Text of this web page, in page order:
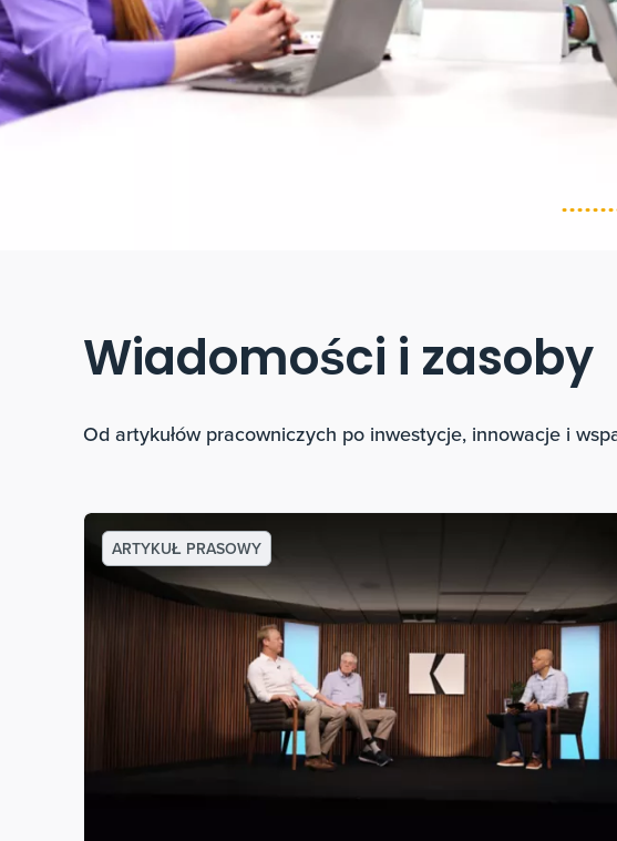
Wiadomości i zasoby
Od artykułów pracowniczych po inwestycje, innowacje i
ARTYKUŁ PRASOWY